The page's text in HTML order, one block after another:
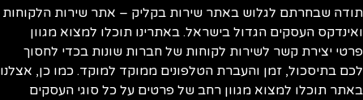
שבחרתם לגלוש באתר שירות בקליק – אתר שירות הלקוחות
העסקים הגדול בישראל. באתרינו תוכלו למצוא מגוון
יצירת קשר לשירות לקוחות של חברות שונות בכדי לחסוך
בתיסכול, זמן והעברת הטלפונים ממוקד למוקד. כמו כן, אצלנו
תוכלו למצוא מגוון רחב של פרטים על כל סוגי העסקים